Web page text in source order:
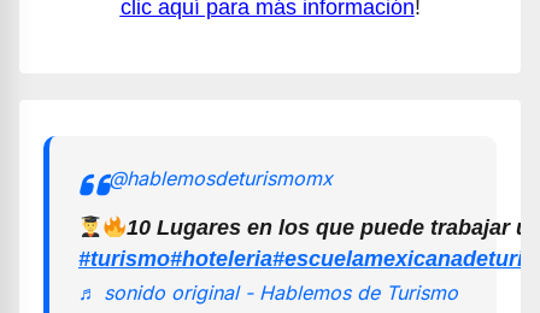
clic aquí para más información!
@hablemosdeturismomx
10 Lugares en los que puede trabajar
#turismo#hoteleria
♬ sonido original - Hablemos de Turismo